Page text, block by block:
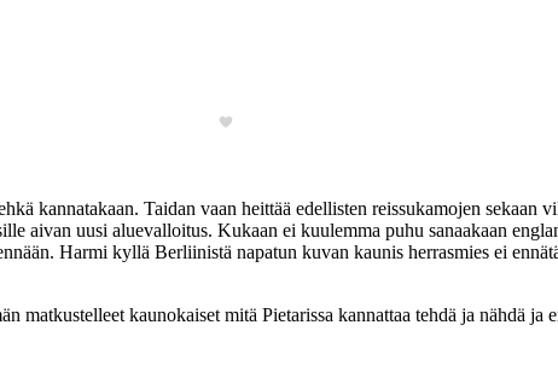
kannatakaan. Taidan vaan heittää edellisten reissukamojen sekaan
aivan uusi aluevalloitus. Kukaan ei kuulemma puhu sanaakaan
Harmi kyllä Berliinistä napatun kuvan kaunis herrasmies ei
matkustelleet kaunokaiset mitä Pietarissa kannattaa tehdä ja nähdä ja